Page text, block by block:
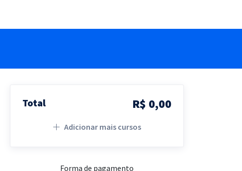
Total R$ 0,00
Adicionar mais cursos
Forma de pagamento